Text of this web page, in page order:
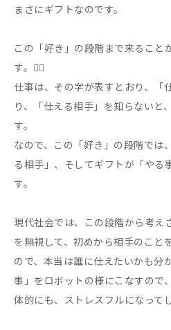
まさにギフトなのです。
この「好き」の段階まで来ること
す。🏃‍♀️
仕事は、その字が表すとおり、「
り、「仕える相手」を知らないと
す。
なので、この「好き」の段階では
る相手」、そしてギフトが「やる
す。
現代社会では、この段階から考え
を無視して、初めから相手のこと
ので、本当は誰に仕えたいかも分
事」をロボットの様にこなすので
体的にも、ストレスフルになって